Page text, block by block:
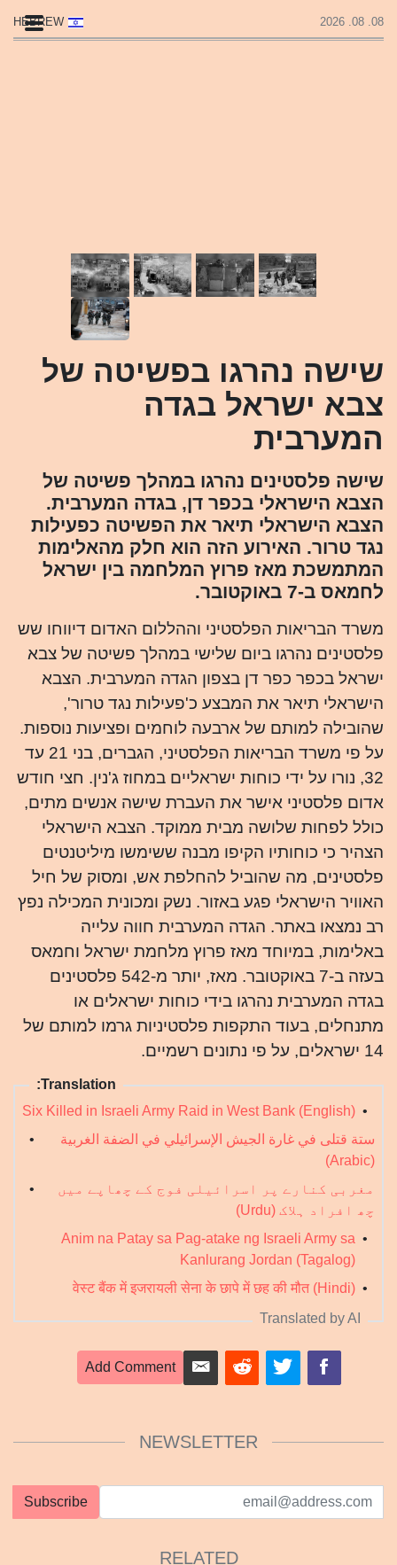
08. 08. 2026
HEBREW
שישה נהרגו בפשיטה של
צבא ישראל בגדה
המערבית
שישה פלסטינים נהרגו במהלך פשיטה של
הצבא הישראלי בכפר דן, בגדה המערבית.
הצבא הישראלי תיאר את הפשיטה כפעילות
נגד טרור. האירוע הזה הוא חלק מהאלימות
המתמשכת מאז פרוץ המלחמה בין ישראל
לחמאס ב-7 באוקטובר.
משרד הבריאות הפלסטיני וההללום האדום דיווחו שש
פלסטינים נהרגו ביום שלישי במהלך פשיטה של צבא
ישראל בכפר כפר דן בצפון הגדה המערבית. הצבא
הישראלי תיאר את המבצע כ'פעילות נגד טרור',
שהובילה למותם של ארבעה לוחמים ופציעות נוספות.
על פי משרד הבריאות הפלסטיני, הגברים, בני 21 עד
32, נורו על ידי כוחות ישראליים במחוז ג'נין. חצי חודש
אדום פלסטיני אישר את העברת שישה אנשים מתים,
כולל לפחות שלושה מבית ממוקד. הצבא הישראלי
הצהיר כי כוחותיו הקיפו מבנה ששימשו מיליטנטים
פלסטינים, מה שהוביל להחלפת אש, ומסוק של חיל
האוויר הישראלי פגע באזור. נשק ומכונית המכילה נפץ
רב נמצאו באתר. הגדה המערבית חווה עלייה
באלימות, במיוחד מאז פרוץ מלחמת ישראל וחמאס
בעזה ב-7 באוקטובר. מאז, יותר מ-542 פלסטינים
בגדה המערבית נהרגו בידי כוחות ישראלים או
מתנחלים, בעוד התקפות פלסטיניות גרמו למותם של
14 ישראלים, על פי נתונים רשמיים.
Translation:
•
Six Killed in Israeli Army Raid in West Bank (English)
•
ستة قتلى في غارة الجيش الإسرائيلي في الضفة الغربية
(Arabic)
•
مغربی کنارے پر اسرائیلی فوج کے چھاپے میں
چھ افراد ہلاک (Urdu)
•
Anim na Patay sa Pag-atake ng Israeli Army sa
Kanlurang Jordan (Tagalog)
•
वेस्ट बैंक में इजरायली सेना के छापे में छह की मौत (Hindi)
Translated by AI
Add Comment
NEWSLETTER
Subscribe
RELATED